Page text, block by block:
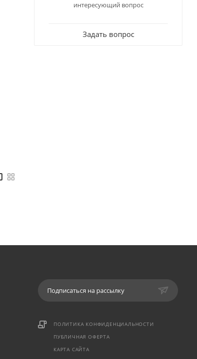
интересующий вопрос
Задать вопрос
Подписаться на рассылку
ПОЛИТИКА КОНФИДЕНЦИАЛЬНОСТИ
ПУБЛИЧНАЯ ОФЕРТА
КАРТА САЙТА